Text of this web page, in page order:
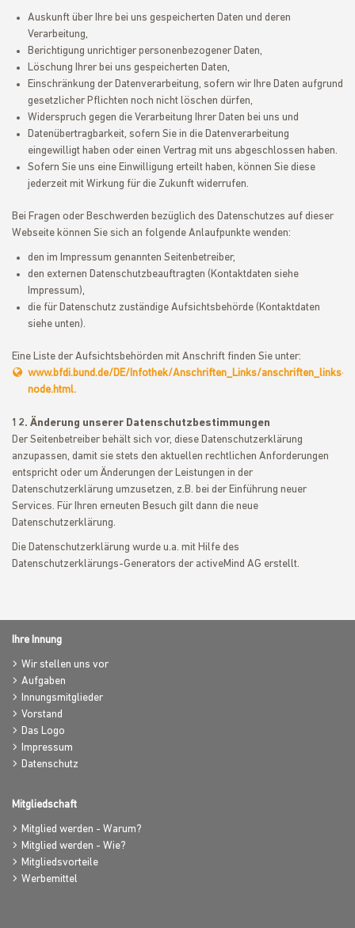
Auskunft über Ihre bei uns gespeicherten Daten und deren
Verarbeitung,
Berichtigung unrichtiger personenbezogener Daten,
Löschung Ihrer bei uns gespeicherten Daten,
Einschränkung der Datenverarbeitung, sofern wir Ihre Daten aufgrund
gesetzlicher Pflichten noch nicht löschen dürfen,
Widerspruch gegen die Verarbeitung Ihrer Daten bei uns und
Datenübertragbarkeit, sofern Sie in die Datenverarbeitung
eingewilligt haben oder einen Vertrag mit uns abgeschlossen haben.
Sofern Sie uns eine Einwilligung erteilt haben, können Sie diese
jederzeit mit Wirkung für die Zukunft widerrufen.
Bei Fragen oder Beschwerden bezüglich des Datenschutzes auf dieser
Webseite können Sie sich an folgende Anlaufpunkte wenden:
den im Impressum genannten Seitenbetreiber,
den externen Datenschutzbeauftragten (Kontaktdaten siehe
Impressum),
die für Datenschutz zuständige Aufsichtsbehörde (Kontaktdaten
siehe unten).
Eine Liste der Aufsichtsbehörden mit Anschrift finden Sie unter:
www.bfdi.bund.de/DE/Infothek/Anschriften_Links/anschriften_links-
node.html.
12. Änderung unserer Datenschutzbestimmungen
Der Seitenbetreiber behält sich vor, diese Datenschutzerklärung
anzupassen, damit sie stets den aktuellen rechtlichen Anforderungen
entspricht oder um Änderungen der Leistungen in der
Datenschutzerklärung umzusetzen, z.B. bei der Einführung neuer
Services. Für Ihren erneuten Besuch gilt dann die neue
Datenschutzerklärung.
Die Datenschutzerklärung wurde u.a. mit Hilfe des
Datenschutzerklärungs-Generators der activeMind AG erstellt.
Ihre Innung
Wir stellen uns vor
Aufgaben
Innungsmitglieder
Vorstand
Das Logo
Impressum
Datenschutz
Mitgliedschaft
Mitglied werden - Warum?
Mitglied werden - Wie?
Mitgliedsvorteile
Werbemittel